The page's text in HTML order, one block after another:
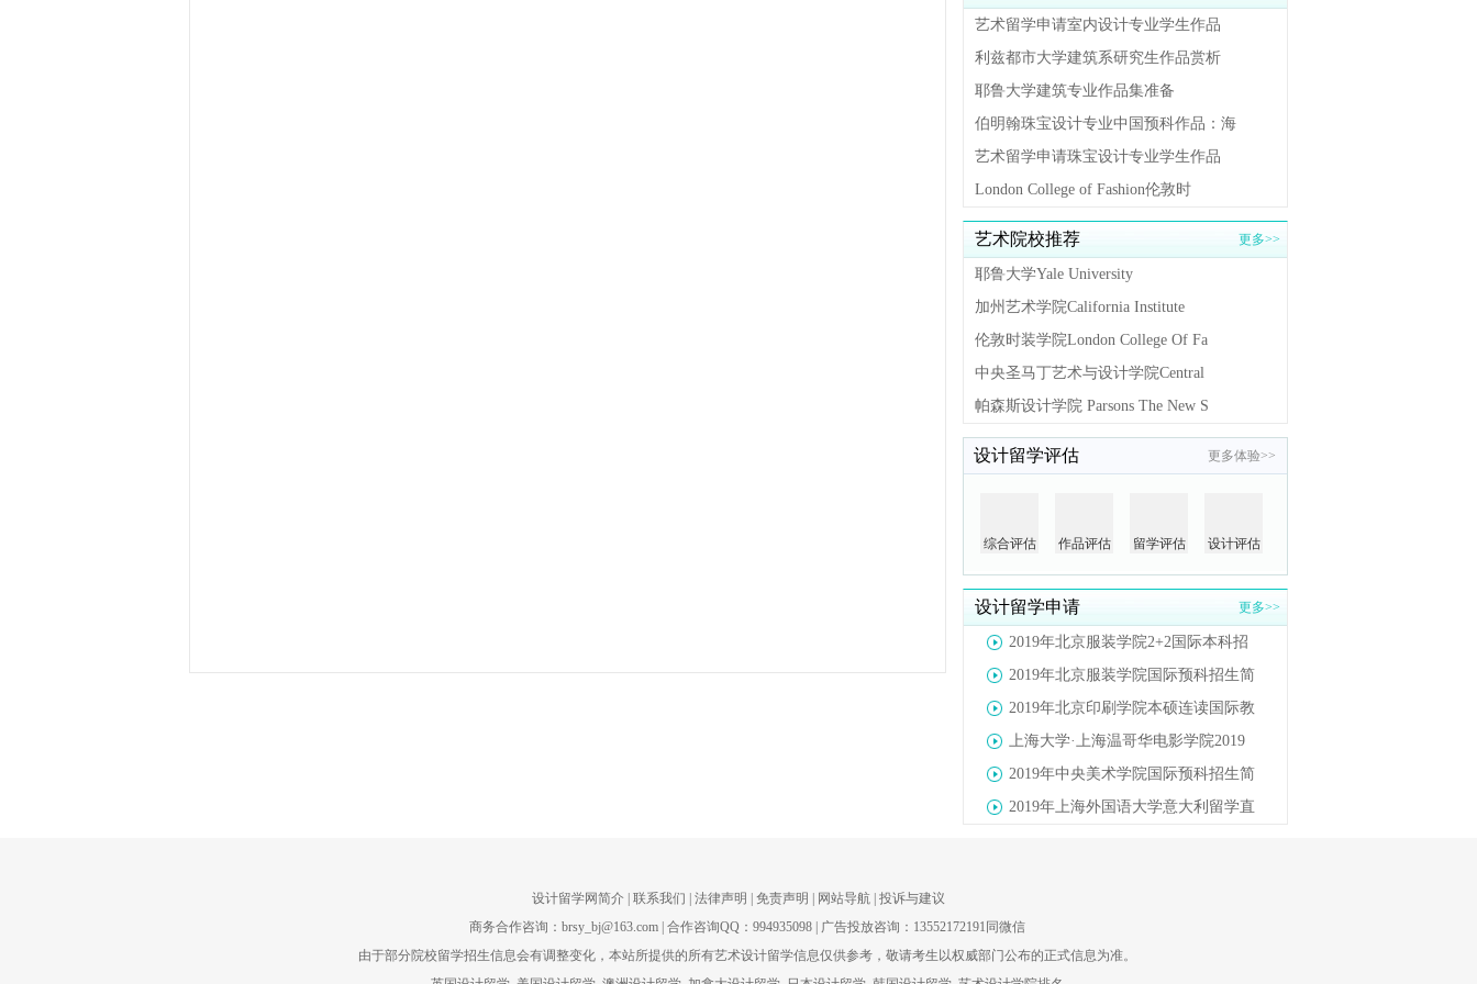
艺术留学申请室内设计专业学生作品
利兹都市大学建筑系研究生作品赏析
耶鲁大学建筑专业作品集准备
伯明翰珠宝设计专业中国预科作品：海
艺术留学申请珠宝设计专业学生作品
London College of Fashion伦敦时
更多>>
艺术院校推荐
耶鲁大学Yale University
加州艺术学院California Institute
伦敦时装学院London College Of Fa
中央圣马丁艺术与设计学院Central
帕森斯设计学院 Parsons The New S
设计留学评估 更多体验>>
综合评估 作品评估 留学评估 设计评估
更多>>
设计留学申请
2019年北京服装学院2+2国际本科招
2019年北京服装学院国际预科招生简
2019年北京印刷学院本硕连读国际教
上海大学·上海温哥华电影学院2019
2019年中央美术学院国际预科招生简
2019年上海外国语大学意大利留学直
设计留学网简介 | 联系我们 | 法律声明 | 免责声明 | 网站导航 | 投诉与建议
商务合作咨询：brsy_bj@163.com | 合作咨询QQ：994935098 | 广告投放咨询：13552172191同微信
由于部分院校留学招生信息会有调整变化，本站所提供的所有艺术设计留学信息仅供参考，敬请考生以权威部门公布的正式信息为准。